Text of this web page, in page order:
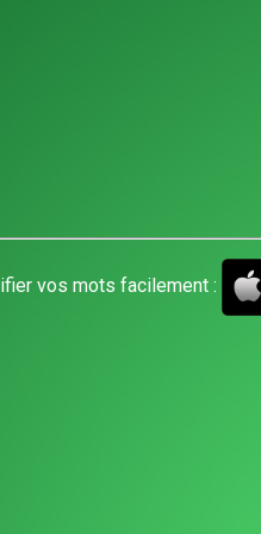
vos mots facilement :